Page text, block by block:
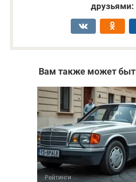
друзьями:
Вам также может
Рейтинги